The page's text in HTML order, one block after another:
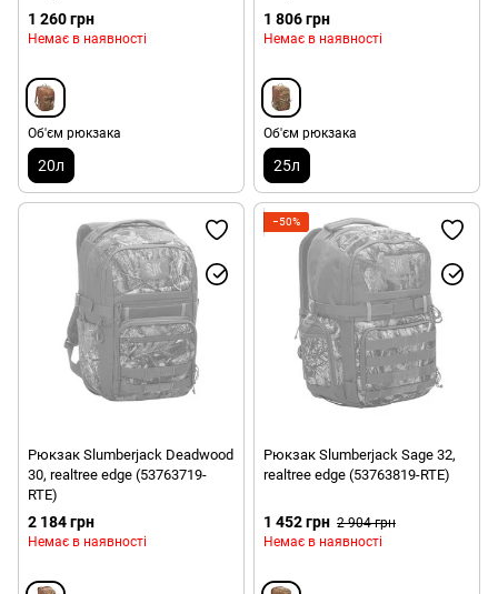
1 260 грн
Немає в наявності
Об'єм рюкзака
20л
1 806 грн
Немає в наявності
Об'єм рюкзака
25л
Рюкзак Slumberjack Deadwood
30, realtree edge (53763719-
RTE)
2 184 грн
Немає в наявності
−50%
Рюкзак Slumberjack Sage 32,
realtree edge (53763819-RTE)
1 452 грн 2 904 грн
Немає в наявності